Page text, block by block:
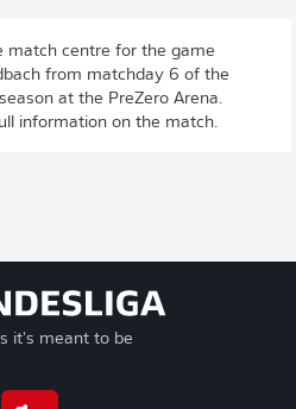
match centre for the game
from matchday 6 of the
at the PreZero Arena.
information on the match.
it's meant to be